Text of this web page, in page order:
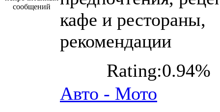
кафе и рестораны,
рекомендации
Rating:0.94%
Авто - Мото